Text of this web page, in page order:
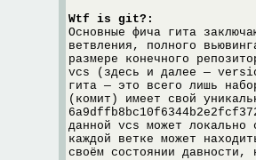
Wtf is git?:
Основные фича гита
ветвления, полного
размере конечного
vcs (здесь и далее —
гита — это всего лишь
(комит) имеет свой
данной vcs может локально
каждой ветке может
своём состоянии